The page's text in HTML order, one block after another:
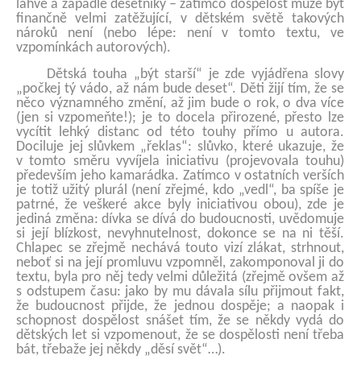
lahve a zapadlé desetníky – zatímco dospělost může být
finančně velmi zatěžující, v dětském světě takových
nároků není (nebo lépe: není v tomto textu, ve
vzpomínkách autorových).
Dětská touha „být starší“ je zde vyjádřena slovy
„počkej tý vádo, až nám bude deset“. Děti žijí tím, že se
něco významného změní, až jim bude o rok, o dva více
(jen si vzpomeňte!); je to docela přirozené, přesto lze
vycítit lehký distanc od této touhy přímo u autora.
Dociluje jej slůvkem „řeklas“: slůvko, které ukazuje, že
v tomto směru vyvíjela iniciativu (projevovala touhu)
především jeho kamarádka. Zatímco v ostatních verších
je totiž užitý plurál (není zřejmé, kdo „vedl“, ba spíše je
patrné, že veškeré akce byly iniciativou obou), zde je
jediná změna: dívka se dívá do budoucnosti, uvědomuje
si její blízkost, nevyhnutelnost, dokonce se na ni těší.
Chlapec se zřejmě nechává touto vizí zlákat, strhnout,
neboť si na její promluvu vzpomněl, zakomponoval ji do
textu, byla pro něj tedy velmi důležitá (zřejmě ovšem až
s odstupem času: jako by mu dávala sílu přijmout fakt,
že budoucnost přijde, že jednou dospěje; a naopak i
schopnost dospělost snášet tím, že se někdy vydá do
dětských let si vzpomenout, že se dospělosti není třeba
bát, třebaže jej někdy „děsí svět“…).